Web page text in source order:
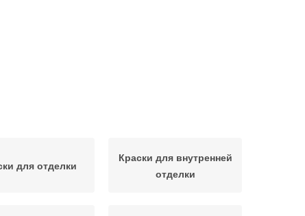
для отделки
Краски для внутренней
отделки